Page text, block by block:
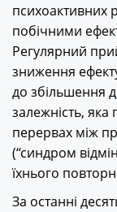
психоактивних
побічними
Регулярний
зниження
до збільшення
залежність, яка
перервах між
(“синдром
їхнього
За останні